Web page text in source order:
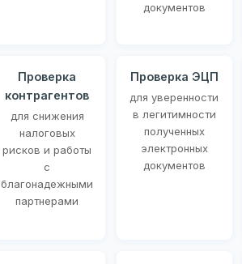
документов
Проверка
контрагентов
для снижения
налоговых
рисков и работы
с
благонадежными
партнерами
Проверка ЭЦП
для уверенности
в легитимности
полученных
электронных
документов